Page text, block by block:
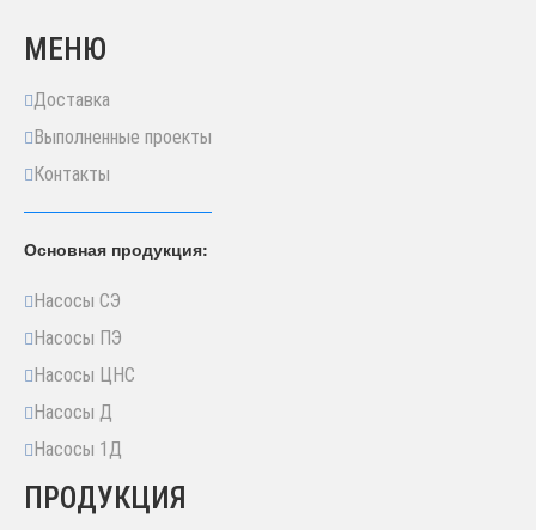
МЕНЮ
Доставка
Выполненные проекты
Контакты
Основная продукция:
Насосы СЭ
Насосы ПЭ
Насосы ЦНС
Насосы Д
Насосы 1Д
ПРОДУКЦИЯ